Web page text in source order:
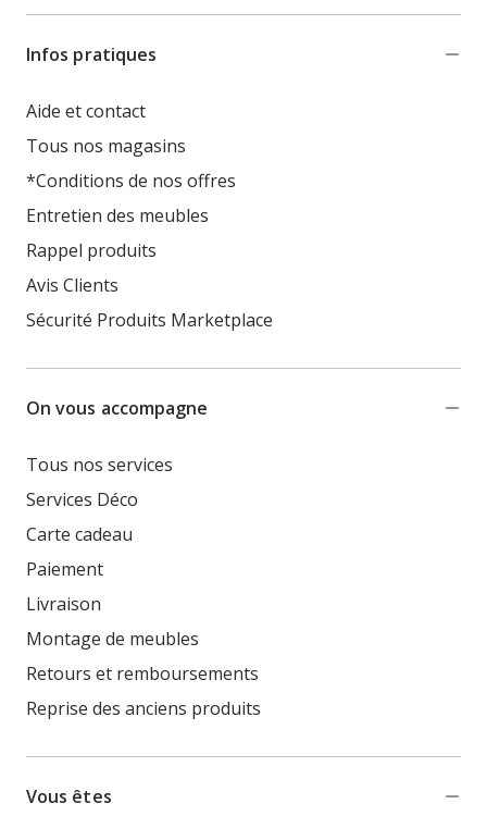
Infos pratiques
Aide et contact
Tous nos magasins
*Conditions de nos offres
Entretien des meubles
Rappel produits
Avis Clients
Sécurité Produits Marketplace
On vous accompagne
Tous nos services
Services Déco
Carte cadeau
Paiement
Livraison
Montage de meubles
Retours et remboursements
Reprise des anciens produits
Vous êtes